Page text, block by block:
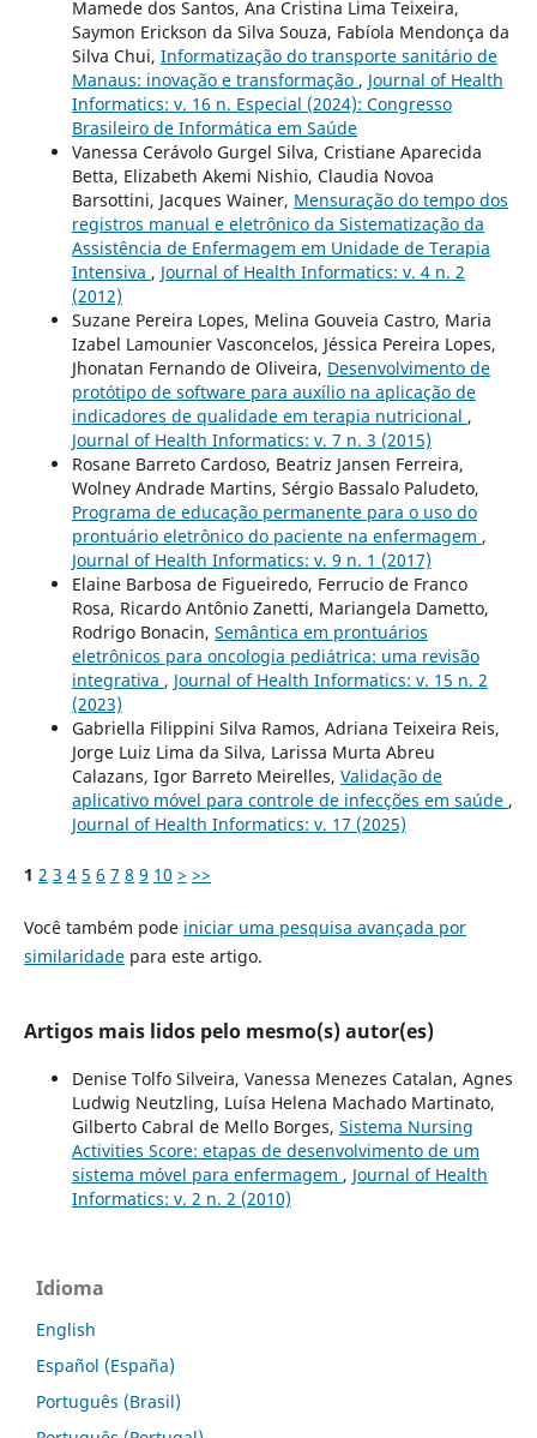
Mamede dos Santos, Ana Cristina Lima Teixeira,
Saymon Erickson da Silva Souza, Fabíola Mendonça da
Silva Chui, Informatização do transporte sanitário de
Manaus: inovação e transformação , Journal of Health
Informatics: v. 16 n. Especial (2024): Congresso
Brasileiro de Informática em Saúde
Vanessa Cerávolo Gurgel Silva, Cristiane Aparecida
Betta, Elizabeth Akemi Nishio, Claudia Novoa
Barsottini, Jacques Wainer, Mensuração do tempo dos
registros manual e eletrônico da Sistematização da
Assistência de Enfermagem em Unidade de Terapia
Intensiva , Journal of Health Informatics: v. 4 n. 2
(2012)
Suzane Pereira Lopes, Melina Gouveia Castro, Maria
Izabel Lamounier Vasconcelos, Jéssica Pereira Lopes,
Jhonatan Fernando de Oliveira, Desenvolvimento de
protótipo de software para auxílio na aplicação de
indicadores de qualidade em terapia nutricional ,
Journal of Health Informatics: v. 7 n. 3 (2015)
Rosane Barreto Cardoso, Beatriz Jansen Ferreira,
Wolney Andrade Martins, Sérgio Bassalo Paludeto,
Programa de educação permanente para o uso do
prontuário eletrônico do paciente na enfermagem ,
Journal of Health Informatics: v. 9 n. 1 (2017)
Elaine Barbosa de Figueiredo, Ferrucio de Franco
Rosa, Ricardo Antônio Zanetti, Mariangela Dametto,
Rodrigo Bonacin, Semântica em prontuários
eletrônicos para oncologia pediátrica: uma revisão
integrativa , Journal of Health Informatics: v. 15 n. 2
(2023)
Gabriella Filippini Silva Ramos, Adriana Teixeira Reis,
Jorge Luiz Lima da Silva, Larissa Murta Abreu
Calazans, Igor Barreto Meirelles, Validação de
aplicativo móvel para controle de infecções em saúde ,
Journal of Health Informatics: v. 17 (2025)
1 2 3 4 5 6 7 8 9 10 > >>
Você também pode iniciar uma pesquisa avançada por
similaridadepara este artigo.
Artigos mais lidos pelo mesmo(s) autor(es)
Denise Tolfo Silveira, Vanessa Menezes Catalan, Agnes
Ludwig Neutzling, Luísa Helena Machado Martinato,
Gilberto Cabral de Mello Borges, Sistema Nursing
Activities Score: etapas de desenvolvimento de um
sistema móvel para enfermagem , Journal of Health
Informatics: v. 2 n. 2 (2010)
Idioma
English
Español (España)
Português (Brasil)